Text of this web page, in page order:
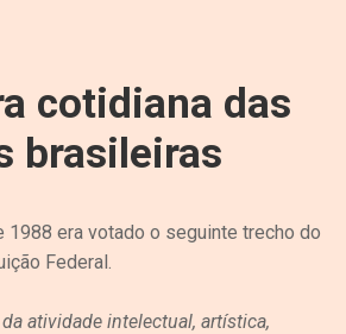
cotidiana das
brasileiras
1988 era votado o seguinte trecho do
Federal.
atividade intelectual, artística,